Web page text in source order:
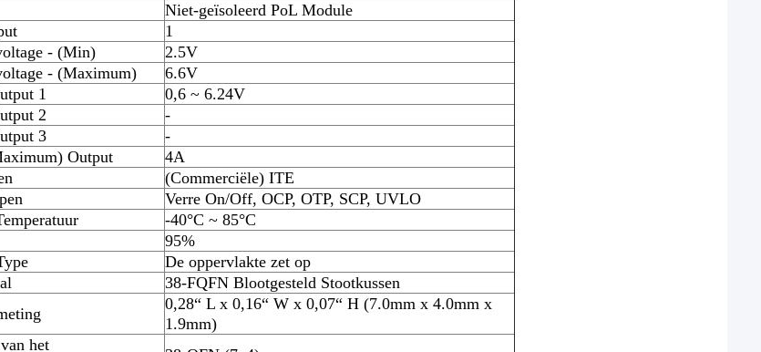
Niet-geïsoleerd PoL Module
1
- (Min)
2.5V
- (Maximum)
6.6V
1
0,6 ~ 6.24V
2
-
3
-
Output
4A
(Commerciële) ITE
Verre On/Off, OCP, OTP, SCP, UVLO
-40°C ~ 85°C
95%
De oppervlakte zet op
38-FQFN Blootgesteld Stootkussen
0,28“ L x 0,16“ W x 0,07“ H (7.0mm x 4.0mm x
1.9mm)
het